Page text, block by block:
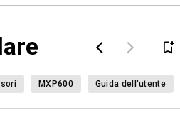
MXP600 Guida dell'utente